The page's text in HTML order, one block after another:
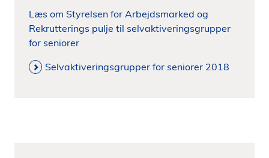
Læs om Styrelsen for Arbejdsmarked og
Rekrutterings pulje til selvaktiveringsgrupper
for seniorer
Selvaktiveringsgrupper for seniorer 2018